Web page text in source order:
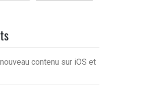
contenu sur iOS et